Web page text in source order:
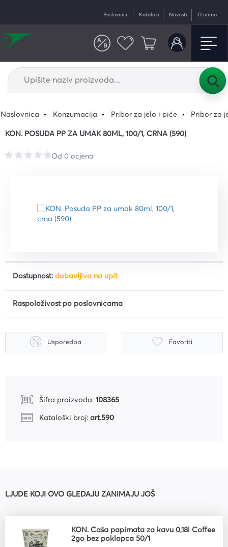
Poslovnice Katalozi Novosti O nama
Naslovnica Konzumacija Pribor za jelo i piće Pribor za
KON. POSUDA PP ZA UMAK 80ML, 100/1, CRNA (590)
Od 0 ocjena
Dostupnost: dobavljivo na upit
Raspoloživost po poslovnicama
Usporedba Favoriti
Šifra proizvoda: 108365
Kataloški broj: art.590
LJUDE KOJI OVO GLEDAJU ZANIMAJU JOŠ
KON. Čaša papirnata za kavu 0,18l Coffee
2go bez poklopca 50/1